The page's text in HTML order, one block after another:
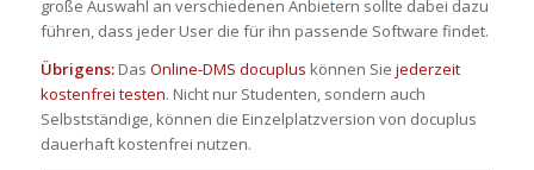
große Auswahl an verschiedenen Anbietern sollte dabei dazu
führen, dass jeder User die für ihn passende Software findet.
Übrigens:Das Online-DMS docuplus können Sie jederzeit
kostenfrei testen. Nicht nur Studenten, sondern auch
Selbstständige, können die Einzelplatzversion von docuplus
dauerhaft kostenfrei nutzen.